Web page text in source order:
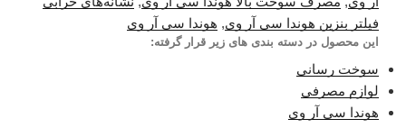
فیلتر بنزین هوندا سی آر وی, هوندا سی آر وی
این محصول در دسته بندی های زیر قرار گرفته:
سوخت رسانی
لوازم مصرفی
هوندا سی آر وی